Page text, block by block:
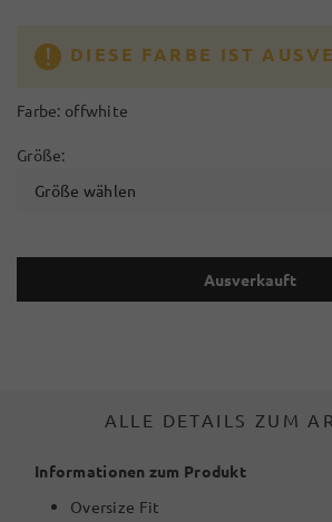
DIESE FARBE IST
Farbe: offwhite
Größe:
Größe wählen
Ausverkauft
ALLE DETAILS ZUM
Informationen zum Produkt
Oversize Fit